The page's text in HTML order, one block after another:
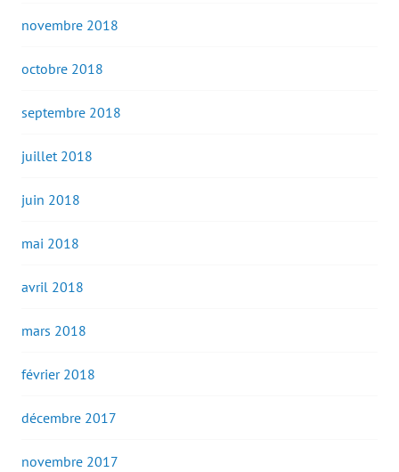
novembre 2018
octobre 2018
septembre 2018
juillet 2018
juin 2018
mai 2018
avril 2018
mars 2018
février 2018
décembre 2017
novembre 2017